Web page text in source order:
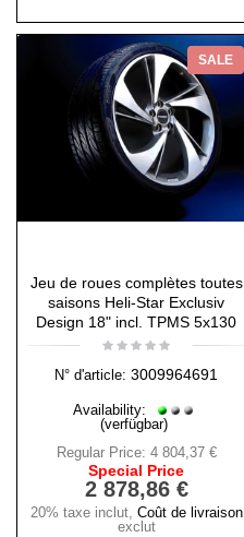
SALE
Jeu de roues complètes toutes
saisons Heli-Star Exclusiv
Design 18" incl. TPMS 5x130
N° d'article: 3009964691
Availability:
(verfügbar)
Regular Price: 4 804,37 €
Special Price
2 878,86 €
20% taxe inclut, Coût de livraison
exclut